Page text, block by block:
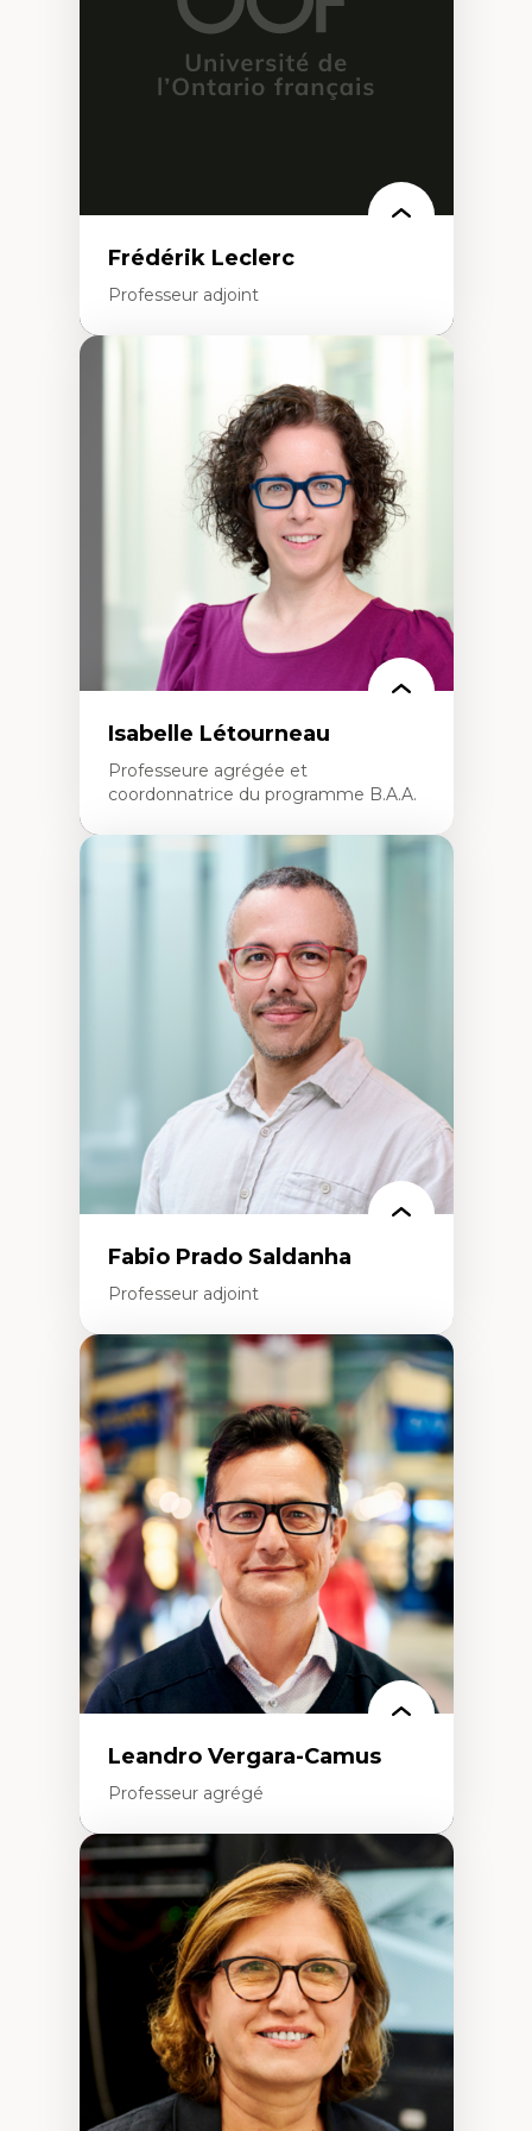
enseignement du design architectural et
Frédérik Leclerc
Professeur adjoint
Théories et pratiques de l’urbanisme
Urbanisme durable
Histoire de l’urbanisme
Théories sur la
territorialité/territorialisation
Isabelle Létourneau
Professeure agrégée et
coordonnatrice du programme B.A.A.
Conciliation travail-vie personnelle
Gestion des ressources humaines
(attraction et fidélisation de la main-
Responsabilité sociale des organisations
Interventions organisationnelles
Comportement organisationnel
(mobilisation au travail)
Recherche qualitative
Éthique des affaires
Fabio Prado Saldanha
Professeur adjoint
Expertises
Innovation sociale
Technologies sociales
Entrepreneuriat social et collectif
Approches critiques et décoloniales
Discours, récits et narratologie en
management
Transformation socioéconomique des
communautés marginalisées
Politiques d’inclusion et économie solidaire
Études organisationnelles critiques
Créativité et management culturel
Méthodologies qualitatives
Leandro Vergara-Camus
Professeur agrégé
Expertises
Amérique latine
Théories du développement et
développement alternatif
Théories de l’État
Développement durable
Économie politique
Théories marxistes
Mouvements sociaux
Transition énergétique
Énergies renouvelables